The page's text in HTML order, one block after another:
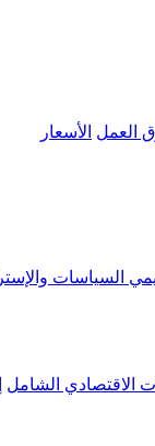
العمل الأسعار
السياسات
الاقتصادي الشامل